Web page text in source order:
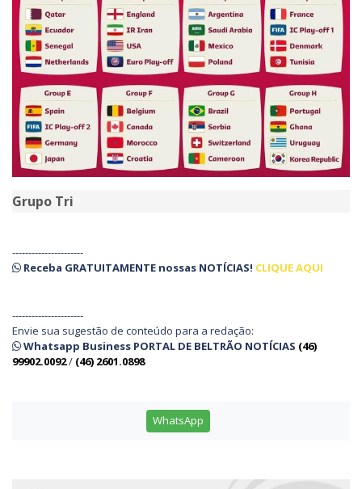
Grupo Tri
----------------------
Receba GRATUITAMENTE nossas NOTÍCIAS! CLIQUE AQUI
----------------------
Envie sua sugestão de conteúdo para a redação:
Whatsapp Business PORTAL DE BELTRÃO NOTÍCIAS (46)
99902.0092/ (46) 2601.0898
WhatsApp